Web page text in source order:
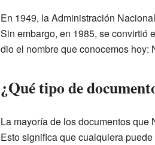
En 1949, la Administración
Sin embargo, en 1985, se convirtió
dio el nombre que conocemos hoy:
¿Qué tipo de
La mayoría de los documentos
Esto significa que cualquiera